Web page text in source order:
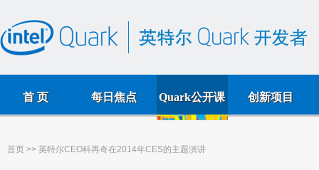
首 页 每日焦点 Quark公开课 创新项目
首页 >> 英特尔CEO科再奇在2014年CES的主题演讲